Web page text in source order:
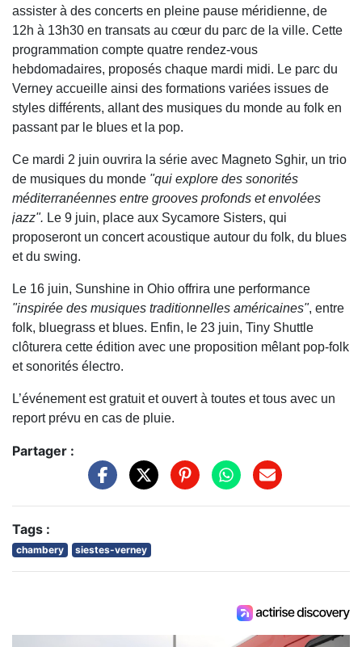
assister à des concerts en pleine pause méridienne, de
12h à 13h30 en transats au cœur du parc de la ville. Cette
programmation compte quatre rendez-vous
hebdomadaires, proposés chaque mardi midi. Le parc du
Verney accueille ainsi des formations variées issues de
styles différents, allant des musiques du monde au folk en
passant par le blues et la pop.
Ce mardi 2 juin ouvrira la série avec Magneto Sghir, un trio
de musiques du monde "qui explore des sonorités
méditerranéennes entre grooves profonds et envolées
jazz". Le 9 juin, place aux Sycamore Sisters, qui
proposeront un concert acoustique autour du folk, du blues
et du swing.
Le 16 juin, Sunshine in Ohio offrira une performance
"inspirée des musiques traditionnelles américaines", entre
folk, bluegrass et blues. Enfin, le 23 juin, Tiny Shuttle
clôturera cette édition avec une proposition mêlant pop-folk
et sonorités électro.
L’événement est gratuit et ouvert à toutes et tous avec un
report prévu en cas de pluie.
Partager :
Tags :
chambery siestes-verney